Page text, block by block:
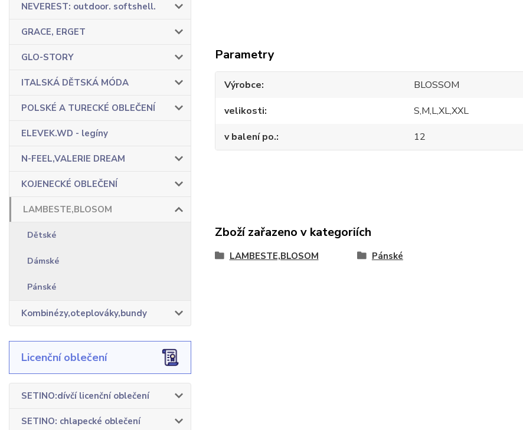
NEVEREST: outdoor. softshell.
GRACE, ERGET
GLO-STORY
ITALSKÁ DĚTSKÁ MÓDA
POLSKÉ A TURECKÉ OBLEČENÍ
ELEVEK.WD - legíny
N-FEEL,VALERIE DREAM
KOJENECKÉ OBLEČENÍ
LAMBESTE,BLOSOM
Dětské
Dámské
Pánské
Kombinézy,oteplováky,bundy
Licenční oblečení
SETINO:dívčí licenční oblečení
SETINO: chlapecké oblečení
Parametry
Výrobce
BLOSSOM
velikosti
S,M,L,XL,XXL
v balení po.
12
Zboží zařazeno v kategoriích
LAMBESTE,BLOSOM Pánské